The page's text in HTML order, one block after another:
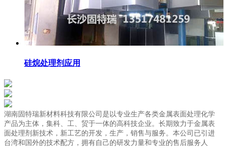
硅烷处理剂应用
湖南固特瑞新材料科技有限公司是以专业生产各类金属表面处理化学
产品为主体，集科、工、贸于一体的高科技企业。长期致力于金属表
面处理剂新技术，新工艺的开发，生产，销售与服务。本公司已引进
台湾和国外的技术配方，拥有自己的研发力量和专业的售后服务人